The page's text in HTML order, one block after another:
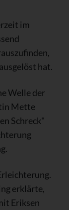
im
hat.
Welle der
Mette
Schreck"
erklärte,
Eriksen